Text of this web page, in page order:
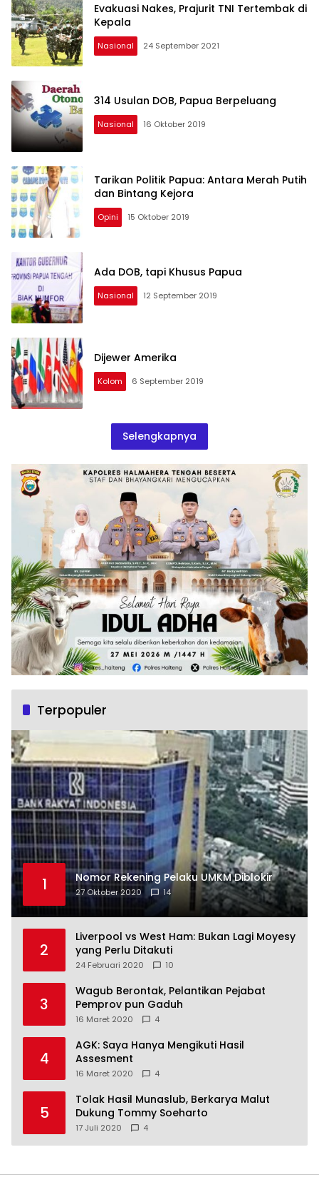
Evakuasi Nakes, Prajurit TNI Tertembak di
Kepala
Nasional 24 September 2021
314 Usulan DOB, Papua Berpeluang
Nasional 16 Oktober 2019
Tarikan Politik Papua: Antara Merah Putih
dan Bintang Kejora
Opini 15 Oktober 2019
Ada DOB, tapi Khusus Papua
Nasional 12 September 2019
Dijewer Amerika
Kolom 6 September 2019
Selengkapnya
Terpopuler
1 Nomor Rekening Pelaku UMKM Diblokir
27 Oktober 2020 14
2
Liverpool vs West Ham: Bukan Lagi Moyesy
yang Perlu Ditakuti
24 Februari 2020 10
3
Wagub Berontak, Pelantikan Pejabat
Pemprov pun Gaduh
16 Maret 2020 4
4
AGK: Saya Hanya Mengikuti Hasil
Assesment
16 Maret 2020 4
5
Tolak Hasil Munaslub, Berkarya Malut
Dukung Tommy Soeharto
17 Juli 2020 4